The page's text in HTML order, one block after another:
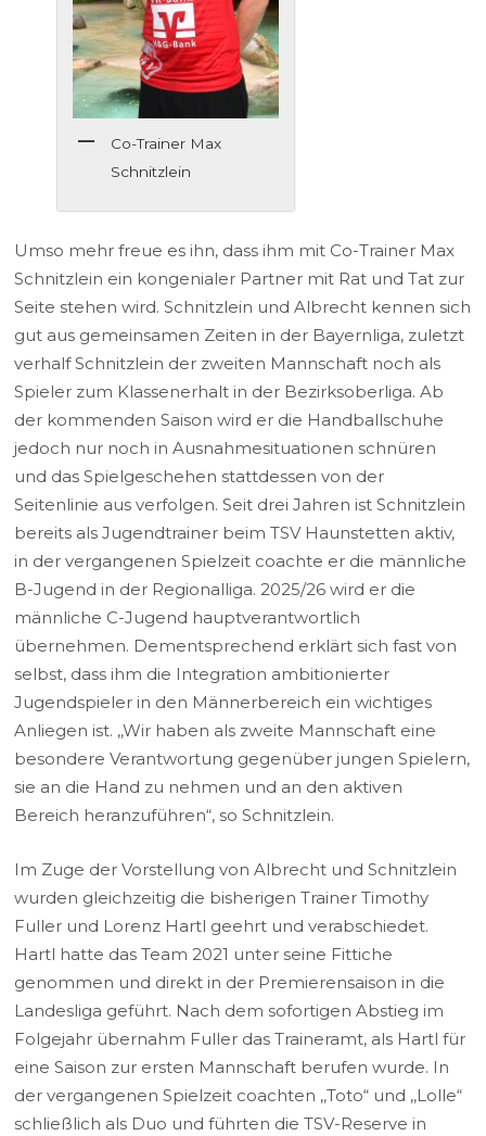
Co-Trainer Max
Schnitzlein
Umso mehr freue es ihn, dass ihm mit Co-Trainer Max
Schnitzlein ein kongenialer Partner mit Rat und Tat zur
Seite stehen wird. Schnitzlein und Albrecht kennen sich
gut aus gemeinsamen Zeiten in der Bayernliga, zuletzt
verhalf Schnitzlein der zweiten Mannschaft noch als
Spieler zum Klassenerhalt in der Bezirksoberliga. Ab
der kommenden Saison wird er die Handballschuhe
jedoch nur noch in Ausnahmesituationen schnüren
und das Spielgeschehen stattdessen von der
Seitenlinie aus verfolgen. Seit drei Jahren ist Schnitzlein
bereits als Jugendtrainer beim TSV Haunstetten aktiv,
in der vergangenen Spielzeit coachte er die männliche
B-Jugend in der Regionalliga. 2025/26 wird er die
männliche C-Jugend hauptverantwortlich
übernehmen. Dementsprechend erklärt sich fast von
selbst, dass ihm die Integration ambitionierter
Jugendspieler in den Männerbereich ein wichtiges
Anliegen ist. ,,Wir haben als zweite Mannschaft eine
besondere Verantwortung gegenüber jungen Spielern,
sie an die Hand zu nehmen und an den aktiven
Bereich heranzuführen“, so Schnitzlein.
Im Zuge der Vorstellung von Albrecht und Schnitzlein
wurden gleichzeitig die bisherigen Trainer Timothy
Fuller und Lorenz Hartl geehrt und verabschiedet.
Hartl hatte das Team 2021 unter seine Fittiche
genommen und direkt in der Premierensaison in die
Landesliga geführt. Nach dem sofortigen Abstieg im
Folgejahr übernahm Fuller das Traineramt, als Hartl für
eine Saison zur ersten Mannschaft berufen wurde. In
der vergangenen Spielzeit coachten ,,Toto“ und ,,Lolle“
schließlich als Duo und führten die TSV-Reserve in